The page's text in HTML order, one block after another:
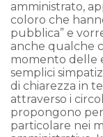
amministrato,
coloro che
pubblica” e
anche qualche
momento delle
semplici
di chiarezza in
attraverso i
propongono
particolare nei